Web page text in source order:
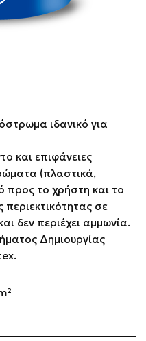
ιδανικό για
και επιφάνειες
(πλαστικά,
προς το χρήστη και το
σε
δεν περιέχει αμμωνία.
Δημιουργίας